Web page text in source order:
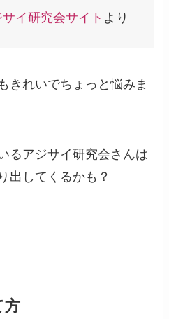
イ研究会サイト より
きれいでちょっと悩みま
るアジサイ研究会さんは
出してくるかも？
方